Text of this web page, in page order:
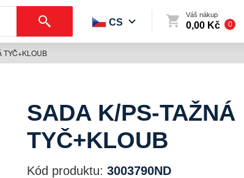
CS
Váš nákup
0,00 Kč 0
TYČ+KLOUB
SADA K/PS-TAŽNÁ
TYČ+KLOUB
Kód produktu: 3003790ND